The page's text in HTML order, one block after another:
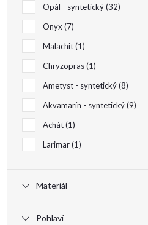
Opál - syntetický 32
Onyx 7
Malachit 1
Chryzopras 1
Ametyst - syntetický 8
Akvamarín - syntetický 9
Achát 1
Larimar 1
Materiál
Pohlaví